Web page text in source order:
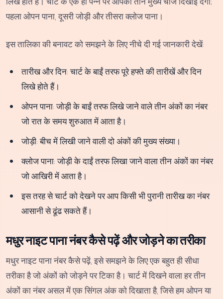
पहला ओपन पाना, दूसरी जोड़ी और तीसरा क्लोज पाना।
इस तालिका की बनावट को समझने के लिए नीचे दी गई जानकारी देखें:
तारीख और दिन: चार्ट के बाईं तरफ पूरे हफ्ते की तारीखें और दिन
लिखे होते हैं।
ओपन पाना: जोड़ी के बाईं तरफ लिखे जाने वाले तीन अंकों का नंबर
जो रात के समय शुरुआत में आता है।
जोड़ी: बीच में लिखी जाने वाली दो अंकों की मुख्य संख्या।
क्लोज पाना: जोड़ी के दाईं तरफ लिखा जाने वाला तीन अंकों का नंबर
जो आखिरी में आता है।
इस तरह से चार्ट को देखने पर आप किसी भी पुरानी तारीख का नंबर
आसानी से ढूंढ सकते हैं।
मधुर नाइट पाना नंबर कैसे पढ़ें और जोड़ने का तरीका
मधुर नाइट पाना नंबर कैसे पढ़ें, इसे समझने के लिए एक बहुत ही सीधा
तरीका है जो अंकों को जोड़ने पर टिका है। चार्ट में दिखने वाला हर तीन
अंकों का नंबर असल में एक सिंगल अंक को दिखाता है, जिसे हम ओपन या